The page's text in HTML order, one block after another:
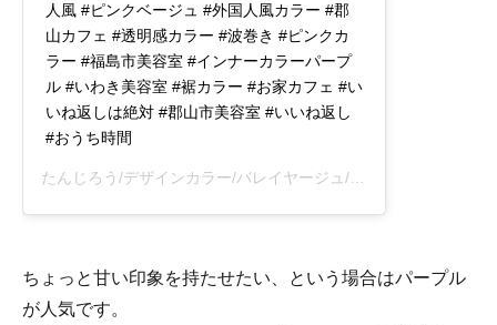
人風 #ピンクベージュ #外国人風カラー #郡
山カフェ #透明感カラー #波巻き #ピンクカ
ラー #福島市美容室 #インナーカラーパープ
ル #いわき美容室 #裾カラー #お家カフェ #い
いね返しは絶対 #郡山市美容室 #いいね返し
#おうち時間
たんじろう/デザインカラー/バレイヤージュ/福島県
ちょっと甘い印象を持たせたい、という場合はパープル
が人気です。